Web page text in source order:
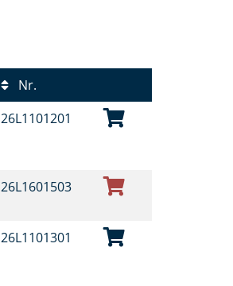
Nr.
26L1101201
26L1601503
26L1101301